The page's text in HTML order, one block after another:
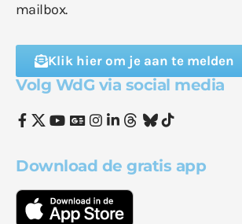
mailbox.
Klik hier om je aan te melden
Volg WdG via social media
Download de gratis app